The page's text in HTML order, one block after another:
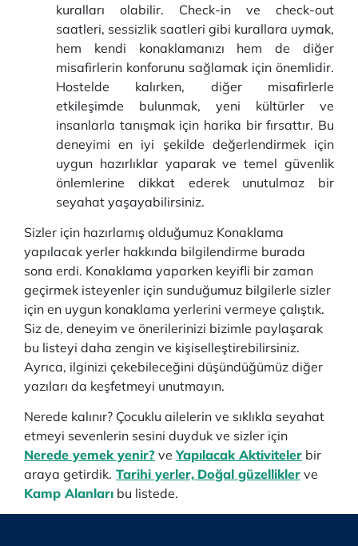
kuralları olabilir. Check-in ve check-out
saatleri, sessizlik saatleri gibi kurallara uymak,
hem kendi konaklamanızı hem de diğer
misafirlerin konforunu sağlamak için önemlidir.
Hostelde kalırken, diğer misafirlerle
etkileşimde bulunmak, yeni kültürler ve
insanlarla tanışmak için harika bir fırsattır. Bu
deneyimi en iyi şekilde değerlendirmek için
uygun hazırlıklar yaparak ve temel güvenlik
önlemlerine dikkat ederek unutulmaz bir
seyahat yaşayabilirsiniz.
Sizler için hazırlamış olduğumuz Konaklama
yapılacak yerler hakkında bilgilendirme burada
sona erdi. Konaklama yaparken keyifli bir zaman
geçirmek isteyenler için sunduğumuz bilgilerle sizler
için en uygun konaklama yerlerini vermeye çalıştık.
Siz de, deneyim ve önerilerinizi bizimle paylaşarak
bu listeyi daha zengin ve kişiselleştirebilirsiniz.
Ayrıca, ilginizi çekebileceğini düşündüğümüz diğer
yazıları da keşfetmeyi unutmayın.
Nerede kalınır? Çocuklu ailelerin ve sıklıkla seyahat
etmeyi sevenlerin sesini duyduk ve sizler için
Nerede yemek yenir? veYapılacak Aktiviteler bir
araya getirdik. Tarihi yerler, Doğal güzellikler ve
Kamp Alanları bu listede.